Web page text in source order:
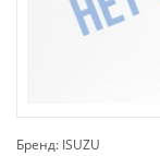
Бренд: ISUZU